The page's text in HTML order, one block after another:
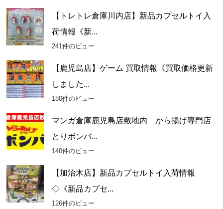
【トレトレ倉庫川内店】新品カプセルトイ入
荷情報《新...
241件のビュー
【鹿児島店】ゲーム 買取情報《買取価格更新
しました...
180件のビュー
マンガ倉庫鹿児島店敷地内 から揚げ専門店
とりボンバ...
140件のビュー
【加治木店】新品カプセルトイ入荷情報
◇《新品カプセ...
126件のビュー